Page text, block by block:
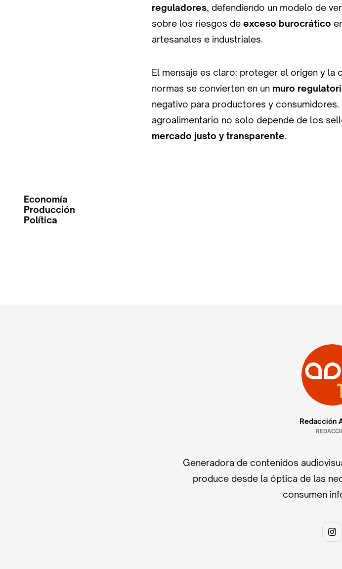
reguladores, defendiendo un modelo de
sobre los riesgos de exceso burocrático
artesanales e industriales.
El mensaje es claro: proteger el origen y la
normas se convierten en un muro
negativo para productores y
agroalimentario no solo depende de los
mercado justo y transparente.
Economía
Producción
Política
Redacción
Generadora de contenidos
produce desde la óptica de las
consumen